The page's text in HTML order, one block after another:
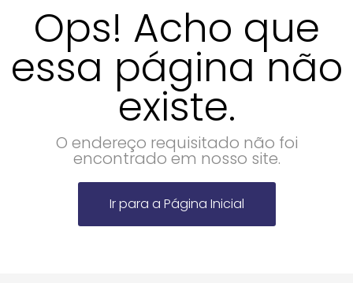
Ops! Acho que
essa página não
existe.
O endereço requisitado não foi
encontrado em nosso site.
Ir para a Página Inicial